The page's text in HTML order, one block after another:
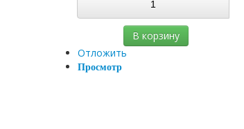
В корзину
Отложить
Просмотр